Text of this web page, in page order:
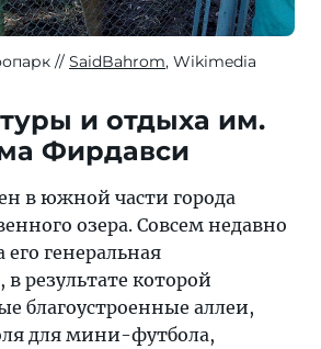
SaidBahrom, Wikimedia
и отдыха им.
Фирдавси
в южной части города
озера. Совсем недавно
генеральная
результате которой
благоустроенные аллеи,
для мини-футбола,